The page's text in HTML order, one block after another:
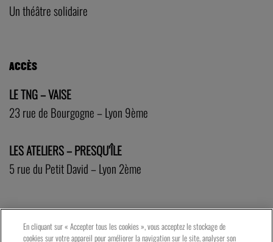
Un théâtre solidaire
ACCÈS
LE TNG – VAISE
23 rue de Bourgogne – Lyon 9ème
LES ATELIERS – PRESQU’ÎLE
5 rue du Petit David – Lyon 2ème
En cliquant sur « Accepter tous les cookies », vous acceptez le stockage de
cookies sur votre appareil pour améliorer la navigation sur le site, analyser son